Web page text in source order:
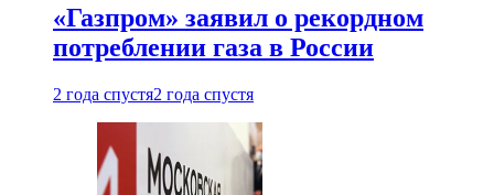
«Газпром» заявил о рекордном
потреблении газа в России
2 года спустя2 года спустя